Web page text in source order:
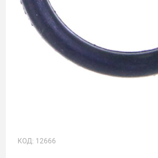
КОД: 12666